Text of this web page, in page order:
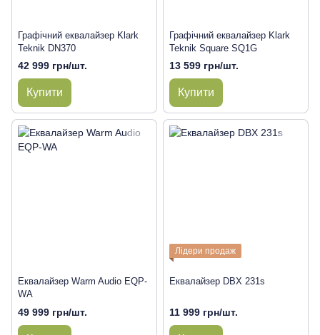
Графічний еквалайзер Klark
Teknik DN370
42 999 грн/шт.
Купити
Графічний еквалайзер Klark
Teknik Square SQ1G
13 599 грн/шт.
Купити
Еквалайзер Warm Audio EQP-
WA
49 999 грн/шт.
Лідери продаж
Еквалайзер DBX 231s
11 999 грн/шт.